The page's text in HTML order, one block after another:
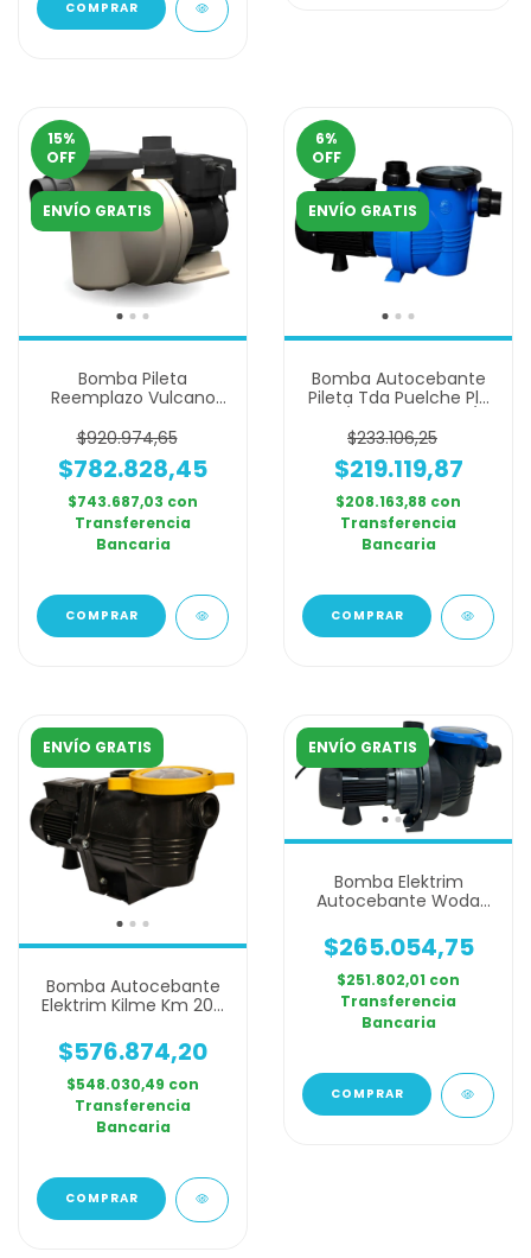
15%
OFF
ENVÍO GRATIS
Bomba Pileta
Reemplazo Vulcano
Hp
$920.974,65
$782.828,45
$743.687,03 con
Transferencia
Bancaria
6%
OFF
ENVÍO GRATIS
Bomba Autocebante
Pileta Tda Puelche Pl-
$233.106,25
$219.119,87
$208.163,88 con
Transferencia
Bancaria
ENVÍO GRATIS
Bomba Autocebante
Elektrim Kilme Km 200
$576.874,20
$548.030,49 con
Transferencia
Bancaria
ENVÍO GRATIS
Bomba Elektrim
Autocebante Woda
Hp
$265.054,75
$251.802,01 con
Transferencia
Bancaria